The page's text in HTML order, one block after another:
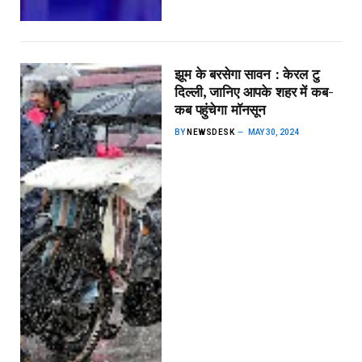
झूम के बरसेगा सावन : केरल टु
दिल्ली, जानिए आपके शहर में कब-
कब पहुंचेगा मॉनसून
BY NEWSDESK MAY 30, 2024